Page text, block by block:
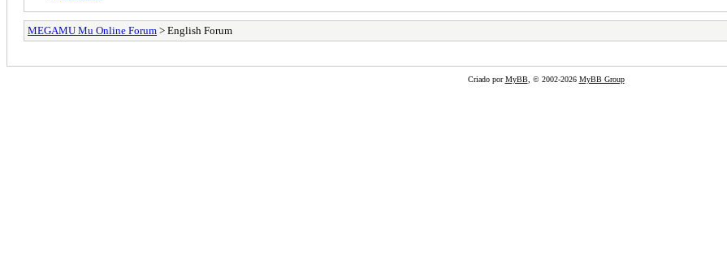
MEGAMU Mu Online Forum > English Forum
Criado porMyBB, © 2002-2026 MyBB Group